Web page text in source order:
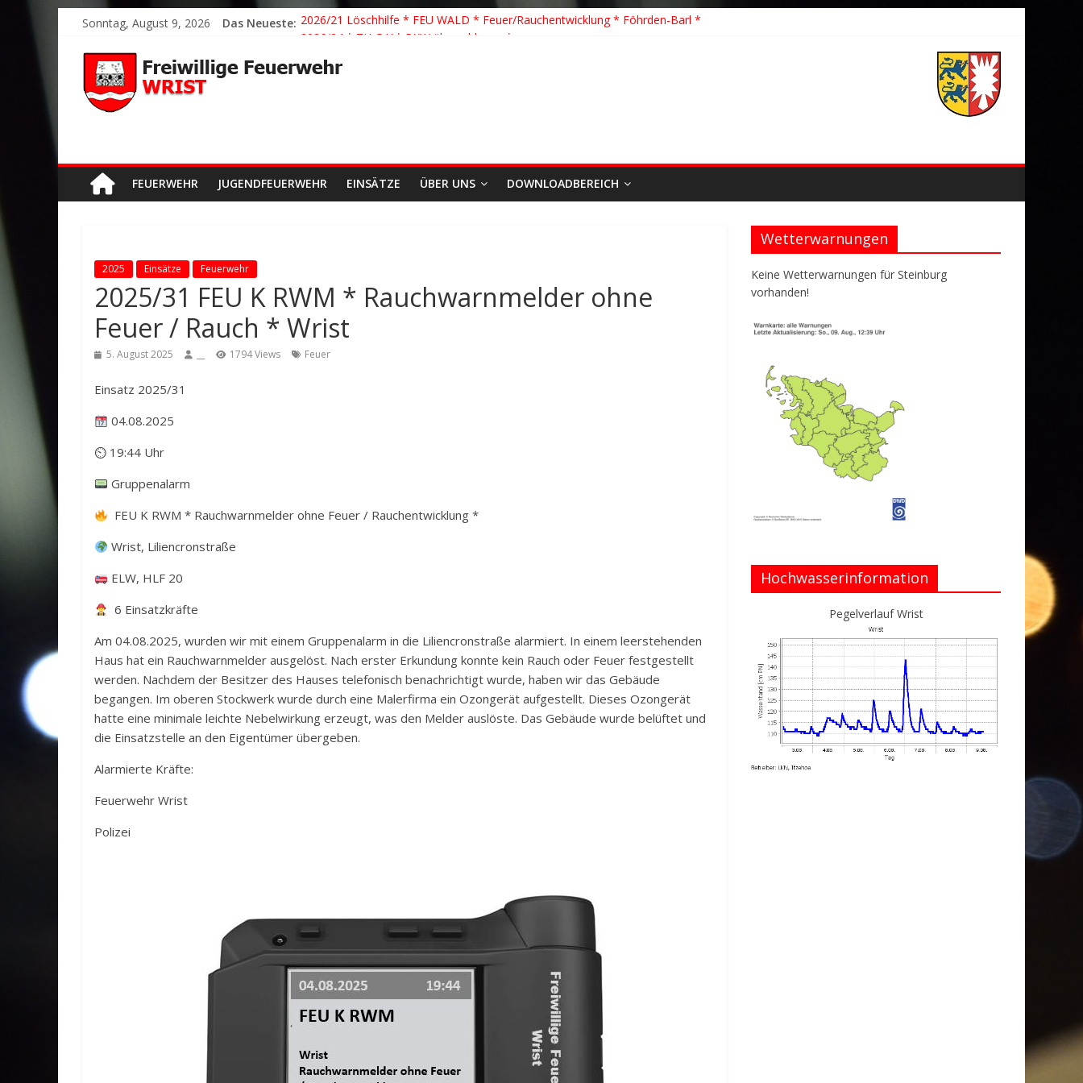
Sonntag, August 9, 2026 Das Neueste: 2026/21 Löschhilfe * FEU WALD * Feuer/Rauchentwicklung * Föhrden-Barl *
2026/23 TH K Y * Person in festsitzendem Aufzug *
2026/22 TH Y * VU * 1 Person klemmt * Hingstheide
FEUERWEHR JUGENDFEUERWEHR EINSÄTZE ÜBER UNS DOWNLOADBEREICH
2025 Einsätze Feuerwehr
2025/31 FEU K RWM * Rauchwarnmelder ohne
Feuer / Rauch * Wrist
5. August 2025 1794 Views Feuer
Einsatz 2025/31
04.08.2025
⏲ 19:44 Uhr
Gruppenalarm
FEU K RWM * Rauchwarnmelder ohne Feuer / Rauchentwicklung *
Wrist, Liliencronstraße
ELW, HLF 20
6 Einsatzkräfte
Am 04.08.2025, wurden wir mit einem Gruppenalarm in die Liliencronstraße alarmiert. In einem leerstehenden
Haus hat ein Rauchwarnmelder ausgelöst. Nach erster Erkundung konnte kein Rauch oder Feuer festgestellt
werden. Nachdem der Besitzer des Hauses telefonisch benachrichtigt wurde, haben wir das Gebäude
begangen. Im oberen Stockwerk wurde durch eine Malerfirma ein Ozongerät aufgestellt. Dieses Ozongerät
hatte eine minimale leichte Nebelwirkung erzeugt, was den Melder auslöste. Das Gebäude wurde belüftet und
die Einsatzstelle an den Eigentümer übergeben.
Alarmierte Kräfte:
Feuerwehr Wrist
Polizei
Wetterwarnungen
Keine Wetterwarnungen für Steinburg
vorhanden!
Hochwasserinformation
Pegelverlauf Wrist